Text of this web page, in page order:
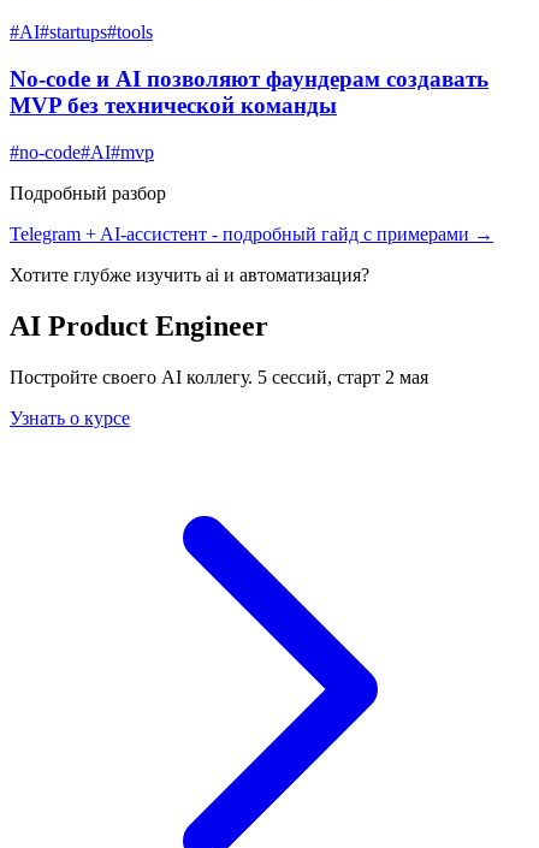
#AI#startups#tools
No-code и AI позволяют фаундерам создавать
MVP без технической команды
#no-code#AI#mvp
Подробный разбор
Telegram + AI-ассистент - подробный гайд с примерами →
Хотите глубже изучить ai и автоматизация?
AI Product Engineer
Постройте своего AI коллегу. 5 сессий, старт 2 мая
Узнать о курсе